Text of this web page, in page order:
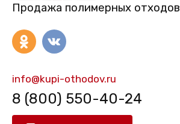
Продажа полимерных отходов
info@kupi-othodov.ru
8 (800) 550-40-24